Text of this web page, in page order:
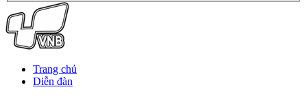
Trang chủ
Diễn đàn